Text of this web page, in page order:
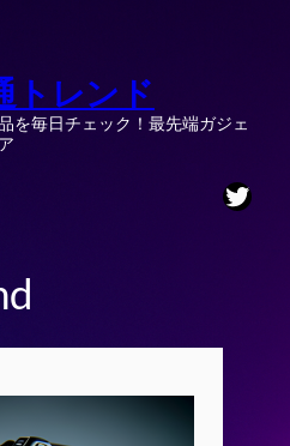
トレンド
を毎日チェック！最先端ガジェ